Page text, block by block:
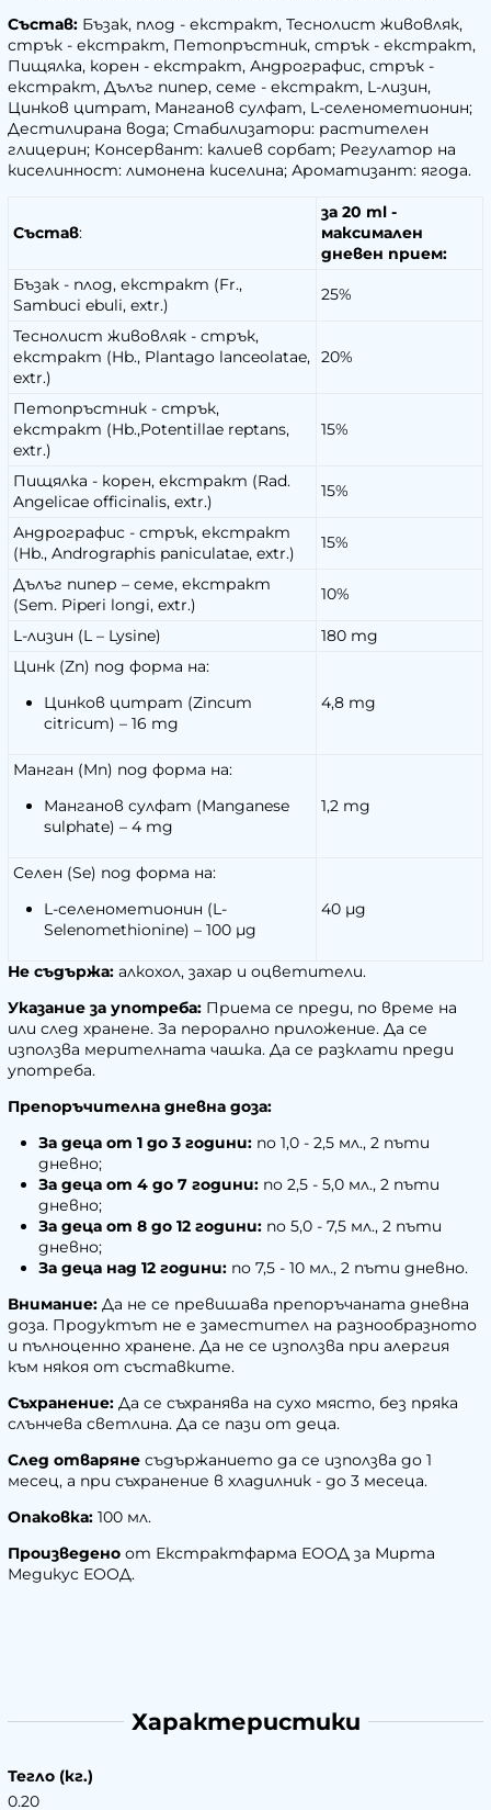
Състав: Бъзак, плод - екстракт, Теснолист живовляк,
стрък - екстракт, Петопръстник, стрък - екстракт,
Пищялка, корен - екстракт, Андрографис, стрък -
екстракт, Дълъг пипер, семе - екстракт, L-лизин,
Цинков цитрат, Манганов сулфат, L-селенометионин;
Дестилирана вода; Стабилизатори: растителен
глицерин; Консервант: калиев сорбат; Регулатор на
киселинност: лимонена киселина; Ароматизант: ягода.
Състав:
за 20 ml -
максимален
дневен прием:
Бъзак - плод, екстракт (Fr.,
Sambuci ebuli, extr.)
25%
Теснолист живовляк - стрък,
екстракт (Hb., Plantago lanceolatae,
extr.)
20%
Петопръстник - стрък,
екстракт (Hb.,Potentillae reptans,
extr.)
15%
Пищялка - корен, екстракт (Rad.
Angelicae officinalis, extr.)
15%
Андрографис - стрък, екстракт
(Hb., Andrographis paniculatae, extr.)
15%
Дълъг пипер – семе, екстракт
(Sem. Piperi longi, extr.)
10%
L-лизин (L – Lysine)
180 mg
Цинк (Zn) под форма на:
Цинков цитрат (Zincum
citricum) – 16 mg
4,8 mg
Манган (Mn) под форма на:
Манганов сулфат (Manganese
sulphate) – 4 mg
1,2 mg
Селен (Se) под форма на:
L-селенометионин (L-
Selenomethionine) – 100 µg
40 µg
Не съдържа: алкохол, захар и оцветители.
Указание за употреба: Приема се преди, по време на
или след хранене. За перорално приложение. Да се
използва мерителната чашка. Да се разклати преди
употреба.
Препоръчителна дневна доза:
За деца от 1 до 3 години: по 1,0 - 2,5 мл., 2 пъти
дневно;
За деца от 4 до 7 години: по 2,5 - 5,0 мл., 2 пъти
дневно;
За деца от 8 до 12 години: по 5,0 - 7,5 мл., 2 пъти
дневно;
За деца над 12 години: по 7,5 - 10 мл., 2 пъти дневно.
Внимание: Да не се превишава препоръчаната дневна
доза. Продуктът не е заместител на разнообразното
и пълноценно хранене. Да не се използва при алергия
към някоя от съставките.
Съхранение: Да се съхранява на сухо място, без пряка
слънчева светлина. Да се пази от деца.
След отваряне съдържанието да се използва до 1
месец, а при съхранение в хладилник - до 3 месеца.
Опаковка: 100 мл.
Произведено от Екстрактфарма ЕООД за Мирта
Медикус ЕООД.
Характеристики
Тегло (кг.)
0.20